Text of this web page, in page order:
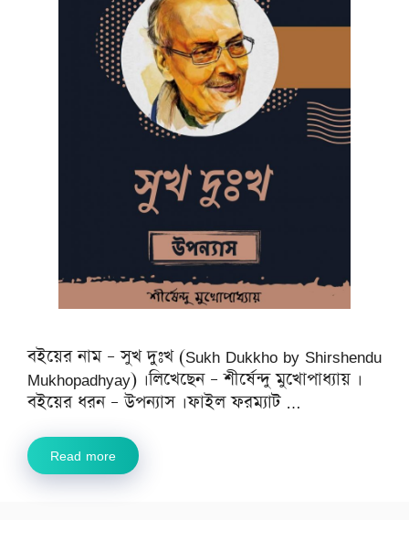
বইয়ের নাম – সুখ দুঃখ (Sukh Dukkho by Shirshendu
Mukhopadhyay) ।লিখেছেন – শীর্ষেন্দু মুখোপাধ্যায় ।
বইয়ের ধরন – উপন্যাস ।ফাইল ফরম্যাট …
Read more